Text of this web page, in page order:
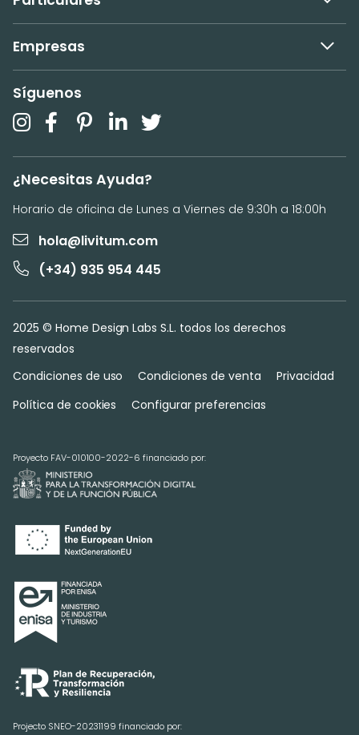
Empresas
Síguenos
¿Necesitas Ayuda?
Horario de oficina de Lunes a Viernes de 9:30h a 18:00h
hola@livitum.com
(+34) 935 954 445
2025 © Home Design Labs S.L. todos los derechos
reservados
Condiciones de uso
Condiciones de venta
Privacidad
Política de cookies
Configurar preferencias
Proyecto FAV-010100-2022-6 financiado por:
Projecto SNEO-20231199 financiado por: